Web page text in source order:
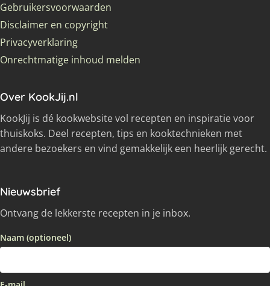
Gebruikersvoorwaarden
Disclaimer en copyright
Privacyverklaring
Onrechtmatige inhoud melden
Over KookJij.nl
KookJij is dé kookwebsite vol recepten en inspiratie voor
thuiskoks. Deel recepten, tips en kooktechnieken met
andere bezoekers en vind gemakkelijk een heerlijk gerecht.
Nieuwsbrief
Ontvang de lekkerste recepten in je inbox.
Naam (optioneel)